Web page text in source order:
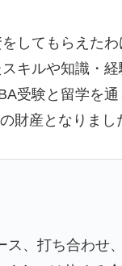
してもらえたわ
キルや知識・経
受験と留学を通
財産となりまし
、打ち合わせ